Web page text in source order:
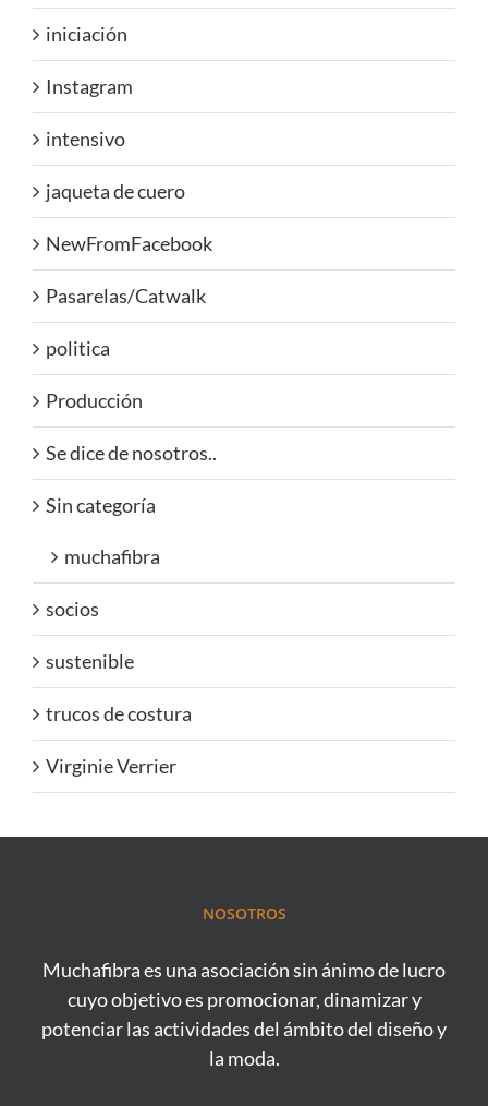
iniciación
Instagram
intensivo
jaqueta de cuero
NewFromFacebook
Pasarelas/Catwalk
politica
Producción
Se dice de nosotros..
Sin categoría
muchafibra
socios
sustenible
trucos de costura
Virginie Verrier
NOSOTROS
Muchafibra es una asociación sin ánimo de lucro
cuyo objetivo es promocionar, dinamizar y
potenciar las actividades del ámbito del diseño y
la moda.